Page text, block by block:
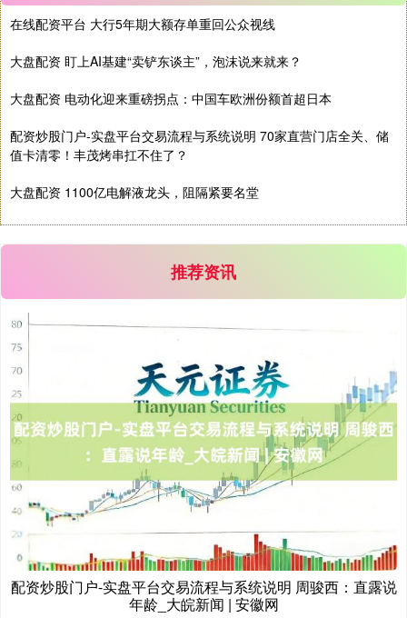
在线配资平台 大行5年期大额存单重回公众视线
大盘配资 盯上AI基建“卖铲东谈主”，泡沫说来就来？
大盘配资 电动化迎来重磅拐点：中国车欧洲份额首超日本
配资炒股门户-实盘平台交易流程与系统说明 70家直营门店全关、储
值卡清零！丰茂烤串扛不住了？
大盘配资 1100亿电解液龙头，阻隔紧要名堂
推荐资讯
配资炒股门户-实盘平台交易流程与系统说明 周骏西：直露说
年龄_大皖新闻 | 安徽网